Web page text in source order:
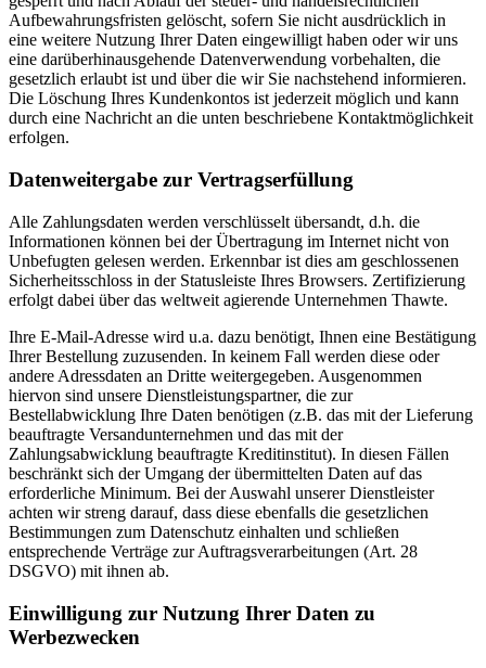
Aufbewahrungsfristen gelöscht, sofern Sie nicht ausdrücklich in
eine weitere Nutzung Ihrer Daten eingewilligt haben oder wir uns
eine darüberhinausgehende Datenverwendung vorbehalten, die
gesetzlich erlaubt ist und über die wir Sie nachstehend informieren.
Die Löschung Ihres Kundenkontos ist jederzeit möglich und kann
durch eine Nachricht an die unten beschriebene Kontaktmöglichkeit
erfolgen.
Datenweitergabe zur Vertragserfüllung
Alle Zahlungsdaten werden verschlüsselt übersandt, d.h. die
Informationen können bei der Übertragung im Internet nicht von
Unbefugten gelesen werden. Erkennbar ist dies am geschlossenen
Sicherheitsschloss in der Statusleiste Ihres Browsers. Zertifizierung
erfolgt dabei über das weltweit agierende Unternehmen Thawte.
Ihre E-Mail-Adresse wird u.a. dazu benötigt, Ihnen eine Bestätigung
Ihrer Bestellung zuzusenden. In keinem Fall werden diese oder
andere Adressdaten an Dritte weitergegeben. Ausgenommen
hiervon sind unsere Dienstleistungspartner, die zur
Bestellabwicklung Ihre Daten benötigen (z.B. das mit der Lieferung
beauftragte Versandunternehmen und das mit der
Zahlungsabwicklung beauftragte Kreditinstitut). In diesen Fällen
beschränkt sich der Umgang der übermittelten Daten auf das
erforderliche Minimum. Bei der Auswahl unserer Dienstleister
achten wir streng darauf, dass diese ebenfalls die gesetzlichen
Bestimmungen zum Datenschutz einhalten und schließen
entsprechende Verträge zur Auftragsverarbeitungen (Art. 28
DSGVO) mit ihnen ab.
Einwilligung zur Nutzung Ihrer Daten zu
Werbezwecken